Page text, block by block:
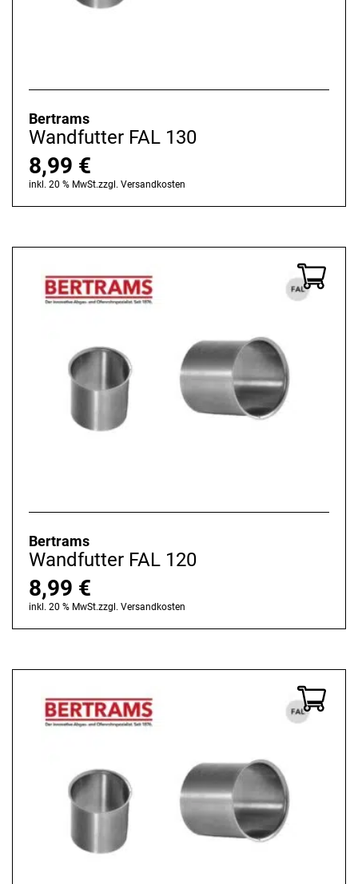
Bertrams
Wandfutter FAL 130
8,99 €
inkl. 20 % MwSt.zzgl. Versandkosten
Bertrams
Wandfutter FAL 120
8,99 €
inkl. 20 % MwSt.zzgl. Versandkosten